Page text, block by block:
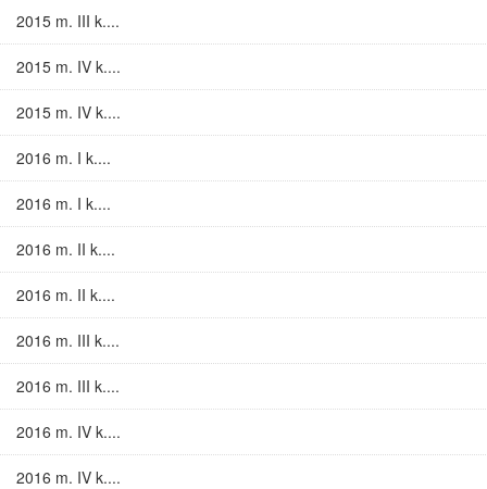
2015 m. III k....
2015 m. IV k....
2015 m. IV k....
2016 m. I k....
2016 m. I k....
2016 m. II k....
2016 m. II k....
2016 m. III k....
2016 m. III k....
2016 m. IV k....
2016 m. IV k....